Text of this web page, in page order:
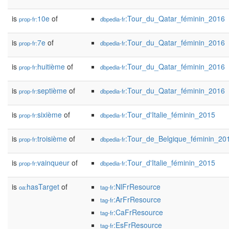
is prop-fr:10e of dbpedia-fr:Tour_du_Qatar_féminin_2016
is prop-fr:7e of dbpedia-fr:Tour_du_Qatar_féminin_2016
is prop-fr:huitième of dbpedia-fr:Tour_du_Qatar_féminin_2016
is prop-fr:septième of dbpedia-fr:Tour_du_Qatar_féminin_2016
is prop-fr:sixième of dbpedia-fr:Tour_d'Italie_féminin_2015
is prop-fr:troisième of dbpedia-fr
is prop-fr:vainqueur of dbpedia-fr:Tour_d'Italie_féminin_2015
is oa:hasTarget of tag-fr:NlFrResource
tag-fr:ArFrResource
tag-fr:CaFrResource
tag-fr:EsFrResource